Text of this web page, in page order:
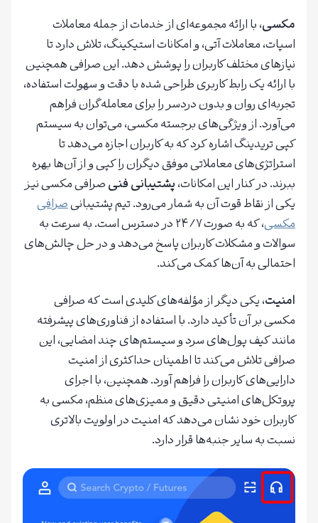
مکسی، با ارائه مجموعه‌ای از خدمات از جمله معاملات
اسپات، معاملات آتی، و امکانات استیکینگ، تلاش دارد تا
نیازهای مختلف کاربران را پوشش دهد. این صرافی همچنین
با ارائه یک رابط کاربری طراحی شده با دقت و سهولت استفاده،
تجربه‌ای روان و بدون دردسر را برای معامله‌گران فراهم
می‌آورد. از ویژگی‌های برجسته مکسی، می‌توان به سیستم
کپی تریدینگ اشاره کرد که به کاربران اجازه می‌دهد تا
استراتژی‌های معاملاتی موفق دیگران را کپی و از آن‌ها بهره
ببرند. در کنار این امکانات،پشتیبانی فنیصرافی مکسی نیز
یکی از نقاط قوت آن به شمار می‌رود. تیم پشتیبانیصرافی
مکسی
، که به صورت ۲۴/۷ در دسترس است. به سرعت به
سوالات و مشکلات کاربران پاسخ می‌دهد و در حل چالش‌های
احتمالی به آن‌ها کمک می‌کند.
امنیت، یکی دیگر از مؤلفه‌های کلیدی است که صرافی
مکسی بر آن تأکید دارد. با استفاده از فناوری‌های پیشرفته
مانند کیف پول‌های سرد و سیستم‌های چند امضایی، این
صرافی تلاش می‌کند تا اطمینان حداکثری از امنیت
دارایی‌های کاربران را فراهم آورد. همچنین، با اجرای
پروتکل‌های امنیتی دقیق و ممیزی‌های منظم، مکسی به
کاربران خود نشان می‌دهد که امنیت در اولویت بالاتری
نسبت به سایر جنبه‌ها قرار دارد.